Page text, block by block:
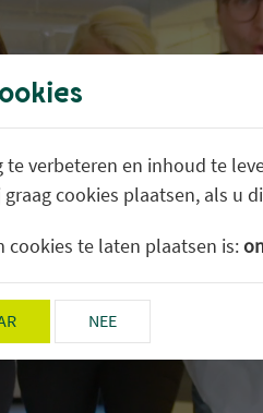
verbeteren en inhoud te
cookies plaatsen, als u
cookies te laten plaatsen is:
NEE